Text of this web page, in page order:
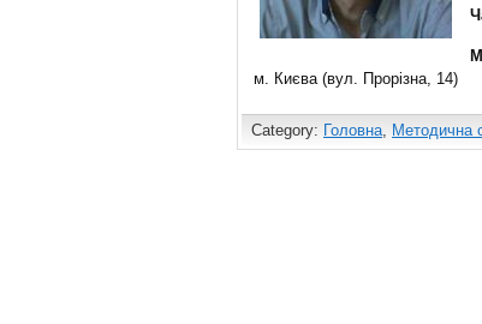
м. Києва (вул. Прорізна, 14)
Category: Головна, Методична